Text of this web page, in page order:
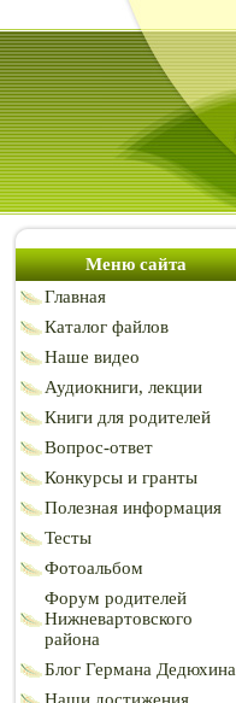
Меню сайта
Главная
Каталог файлов
Наше видео
Аудиокниги, лекции
Книги для родителей
Вопрос-ответ
Конкурсы и гранты
Полезная информация
Тесты
Фотоальбом
Форум родителей
Нижневартовского
района
Блог Германа Дедюхина